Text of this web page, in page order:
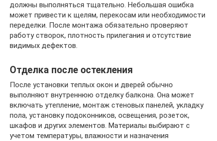
должны выполняться тщательно. Небольшая ошибка
может привести к щелям, перекосам или необходимости
переделки. После монтажа обязательно проверяют
работу створок, плотность прилегания и отсутствие
видимых дефектов.
Отделка после остекления
После установки теплых окон и дверей обычно
выполняют внутреннюю отделку балкона. Она может
включать утепление, монтаж стеновых панелей, укладку
пола, установку подоконников, освещения, розеток,
шкафов и других элементов. Материалы выбирают с
учетом температуры, влажности и назначения